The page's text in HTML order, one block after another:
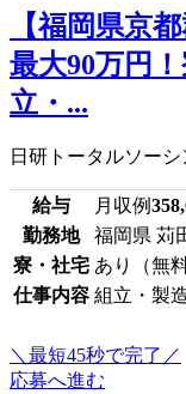
【福岡県京
最大90万円
立・...
日研トータルソー
給与 月収例
勤務地
福岡県 苅
寮・社宅 あり（無料
仕事内容 組立・製
＼最短45秒で完了／
応募へ進む